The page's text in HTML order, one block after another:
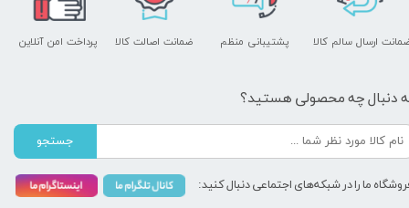
پشتیبانی منظم پرداخت امن آنلاین ارسال سالم کالا ضمانت اصالت کالا
دنبال چه محصولی هستید؟
جستجو
ما را در شبکه‌های اجتماعی دنبال کنید: